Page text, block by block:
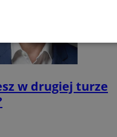
w drugiej turze